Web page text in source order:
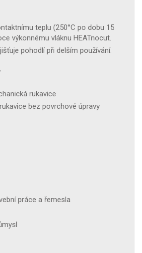
teplu (250°C po dobu 15
výkonnému vláknu HEATnocut.
pohodlí při delším používání.
rukavice
bez povrchové úpravy
práce a řemesla